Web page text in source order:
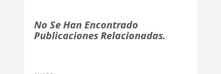
No Se Han Encontrado
Publicaciones Relacionadas.